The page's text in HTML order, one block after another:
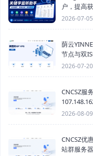
户，提高
2026-07-05
荫云
节点与双
2026-07-20
CNCSZ服
2026-08-09
CNCSZ优
站群服务